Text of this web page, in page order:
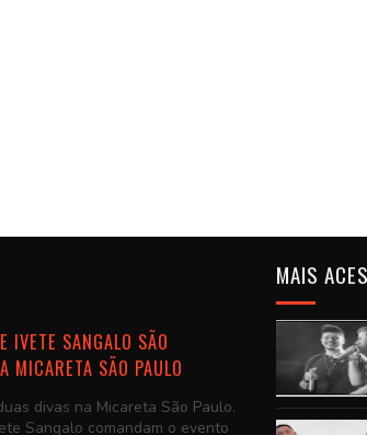
IVETE SANGALO SÃO
MICARETA SÃO PAULO
divas na Micareta São Paulo.
Sangalo comandam o evento
MAIS